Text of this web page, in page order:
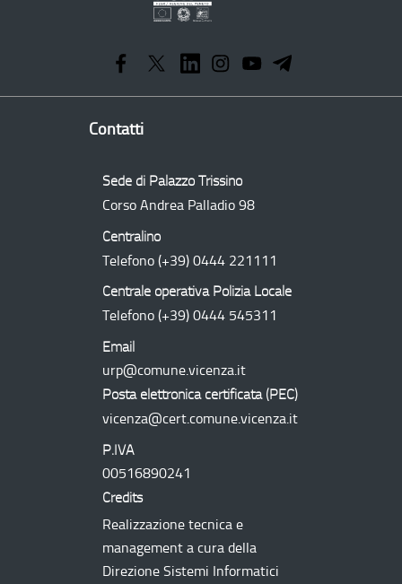
Operativo
Regionale
Contatti
Sede di Palazzo Trissino
Corso Andrea Palladio 98
Centralino
Telefono (+39) 0444 221111
Centrale operativa Polizia Locale
Telefono (+39) 0444 545311
Email
urp@comune.vicenza.it
Posta elettronica certificata (PEC)
vicenza@cert.comune.vicenza.it
P.IVA
00516890241
Credits
Realizzazione tecnica e
management a cura della
Direzione Sistemi Informatici